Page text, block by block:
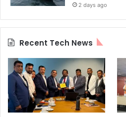
2 days ago
Recent Tech News